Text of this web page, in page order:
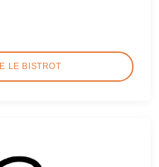
LE BISTROT